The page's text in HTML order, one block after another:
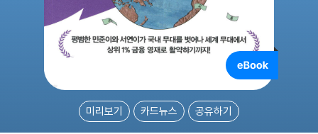
미리보기 카드뉴스 공유하기